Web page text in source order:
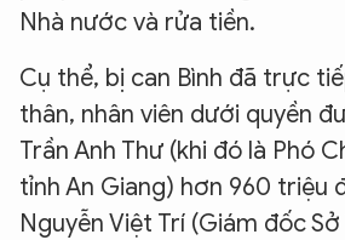
Nhà nước và rửa tiền.
Cụ thể, bị can Bình đã trực
thân, nhân viên dưới quyền
Trần Anh Thư (khi đó là Phó
tỉnh An Giang) hơn 960 triệu
Nguyễn Việt Trí (Giám đốc